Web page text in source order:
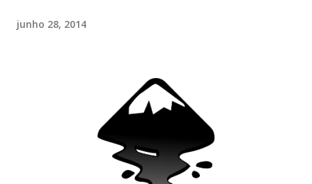
junho 28, 2014